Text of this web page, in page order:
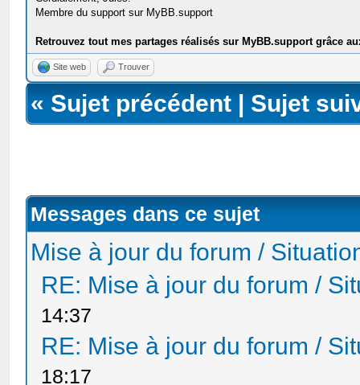
Membre du support sur MyBB.support
Retrouvez tout mes partages réalisés sur MyBB.support grâce
Site web Trouver
« Sujet précédent | Sujet
Messages dans ce sujet
Mise à jour du forum /
RE: Mise à jour du forum /
14:37
RE: Mise à jour du forum /
18:17